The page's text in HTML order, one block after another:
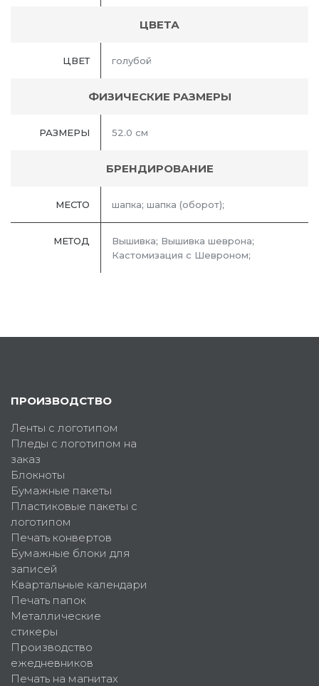
ЦВЕТА
ЦВЕТ голубой
ФИЗИЧЕСКИЕ РАЗМЕРЫ
РАЗМЕРЫ 52.0 см
БРЕНДИРОВАНИЕ
МЕСТО шапка; шапка (оборот);
МЕТОД
Вышивка; Вышивка шеврона;
Кастомизация с Шевроном;
ПРОИЗВОДСТВО
Ленты с логотипом
Пледы с логотипом на
заказ
Блокноты
Бумажные пакеты
Пластиковые пакеты с
логотипом
Печать конвертов
Бумажные блоки для
записей
Квартальные календари
Печать папок
Металлические
стикеры
Производство
ежедневников
Печать на магнитах